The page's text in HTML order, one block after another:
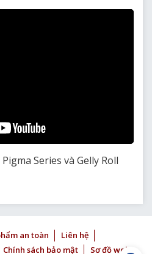
Series và Gelly Roll
an toàn
Liên hệ
Chính sách bảo mật Sơ đồ web